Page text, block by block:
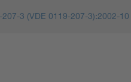
207-3 (VDE 0119-207-3):2002-10